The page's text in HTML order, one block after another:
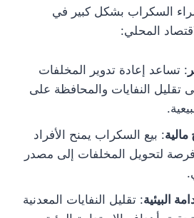
السكراب بشكل كبير في
المحلي:
: تساعد إعادة تدوير المخلفات
تقليل النفايات والمحافظة على
: بيع السكراب يمنح الأفراد
لتحويل المخلفات إلى مصدر
البيئية: تقليل النفايات المعدنية